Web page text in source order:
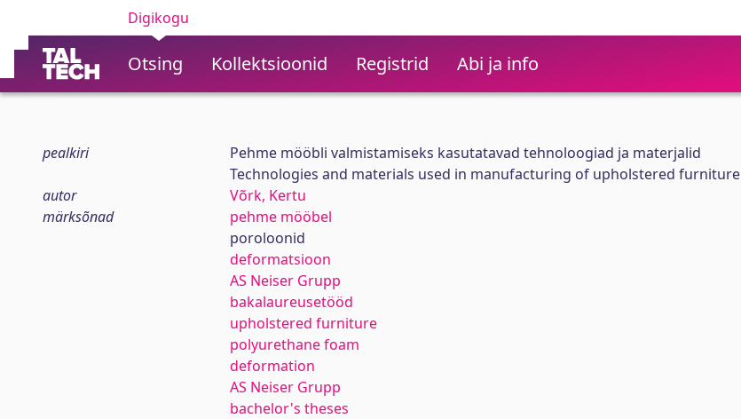
Digikogu
Otsing Kollektsioonid Registrid Abi ja info
pealkiri
Pehme mööbli valmistamiseks kasutatavad tehnoloogiad ja materjalid
Technologies and materials used in manufacturing of upholstered furniture
autor
Võrk, Kertu
märksõnad
pehme mööbel
poroloonid
deformatsioon
AS Neiser Grupp
bakalaureusetööd
upholstered furniture
polyurethane foam
deformation
AS Neiser Grupp
bachelor's theses